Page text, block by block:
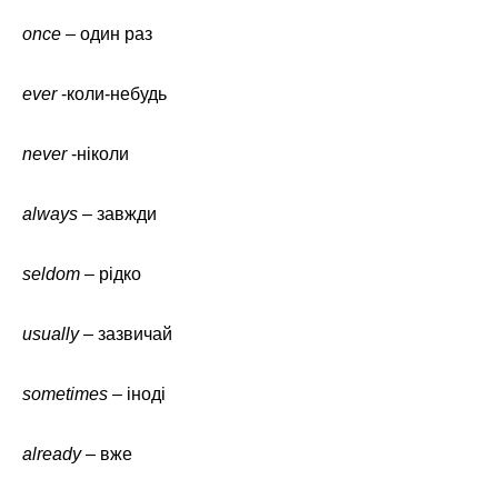
once – один раз
ever-коли-небудь
never-ніколи
always – завжди
seldom – рідко
usually– зазвичай
sometimes – іноді
already– вже